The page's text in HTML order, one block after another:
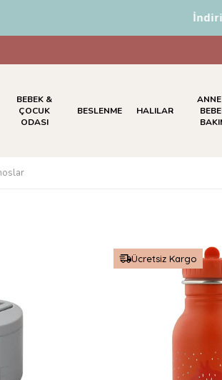
& EFT Ödemelerinde %5 İndirim
BEBEK &
ÇOCUK
ODASI
BESLENME HALILAR
Ücretsiz Kargo